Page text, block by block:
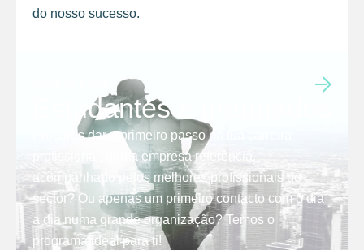
do nosso sucesso.
Estudantes e graduados
Procuras dar o primeiro passo na tua carreira
profissional, numa empresa referência,
acompanhado pelos melhores profissionais do
sector? Ou apenas um primeiro contacto com o dia
a dia numa grande organização? Temos o
programa ideal para ti!